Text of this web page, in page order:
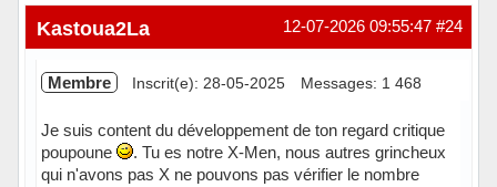
#24
12-07-2026 09:55:47
Kastoua2La
Membre Inscrit(e): 28-05-2025 Messages: 1 468
Je suis content du développement de ton regard critique
poupoune
. Tu es notre X-Men, nous autres grincheux
qui n'avons pas X ne pouvons pas vérifier le nombre